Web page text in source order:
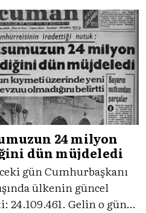
ediyordu.
24 milyon
dün müjdeledi
gün Cumhurbaşkanı
ülkenin güncel
Gelin o güne